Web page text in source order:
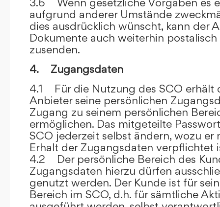
aufgrund anderer Umstände
dies ausdrücklich wünscht, kann der
Dokumente auch weiterhin
zusenden.
4. Zugangsdaten
4.1 Für die Nutzung des SCO erhält
Anbieter seine persönlichen
Zugang zu seinem persönlichen
ermöglichen. Das mitgeteilte
SCO jederzeit selbst ändern, wozu er
Erhalt der Zugangsdaten verpflichtet
4.2 Der persönliche Bereich des
Zugangsdaten hierzu dürfen
genutzt werden. Der Kunde ist für
Bereich im SCO, d.h. für sämtliche